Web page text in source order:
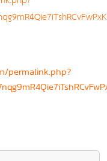
permalink.php?